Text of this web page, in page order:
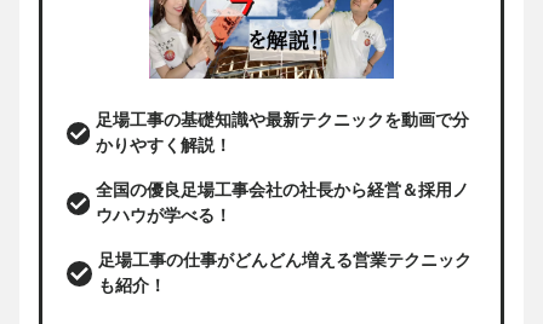
足場工事の基礎知識や最新テクニックを動画で分
かりやすく解説！
全国の優良足場工事会社の社長から経営＆採用ノ
ウハウが学べる！
足場工事の仕事がどんどん増える営業テクニック
も紹介！